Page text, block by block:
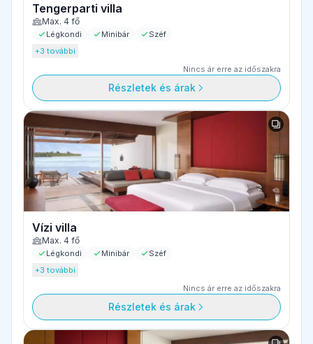
Tengerparti villa
Max. 4 fő
Légkondi Minibár
Széf
+3 további
Nincs ár erre az időszakra
Részletek és árak
Vízi villa
Max. 4 fő
Légkondi Minibár
Széf
+3 további
Nincs ár erre az időszakra
Részletek és árak